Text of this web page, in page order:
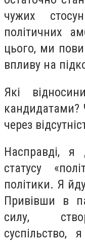
чужих
політичних
цього, ми
впливу на
Які
кандидатами?
через
Насправді,
статусу
політики. Я
Привівши в
силу,
суспільство,